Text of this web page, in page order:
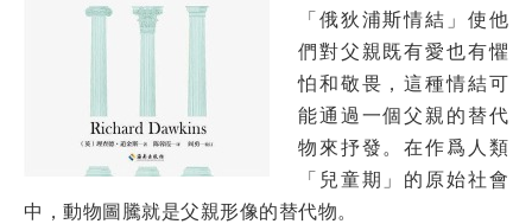
「俄狄浦斯情結」使他
們對父親既有愛也有懼
怕和敬畏，這種情結可
能通過一個父親的替代
物來抒發。在作爲人類
「兒童期」的原始社會
中，動物圖騰就是父親形像的替代物。